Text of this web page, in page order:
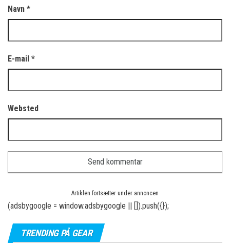
Navn *
E-mail *
Websted
Artiklen fortsætter under annoncen
(adsbygoogle = window.adsbygoogle || []).push({});
TRENDING PÅ GEAR